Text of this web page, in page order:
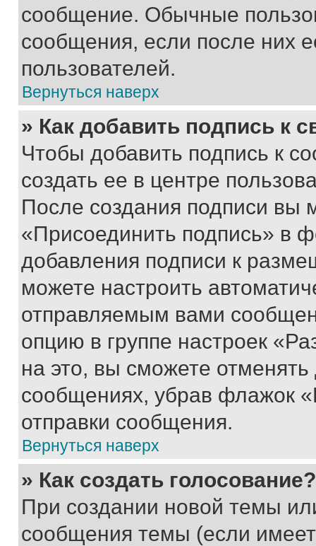
сообщение. Обычные
сообщения, если после них
пользователей.
Вернуться наверх
» Как добавить подпись к
Чтобы добавить подпись к
создать ее в центре
После создания подписи вы
«Присоединить подпись» в
добавления подписи к
можете настроить
отправляемым вами
опцию в группе настроек
на это, вы сможете
сообщениях, убрав флажок
отправки сообщения.
Вернуться наверх
» Как создать голосование?
При создании новой темы
сообщения темы (если